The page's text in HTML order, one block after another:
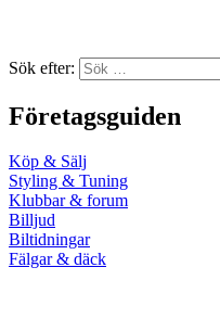
Sök efter:
Företagsguiden
Köp & Sälj
Styling & Tuning
Klubbar & forum
Billjud
Biltidningar
Fälgar & däck